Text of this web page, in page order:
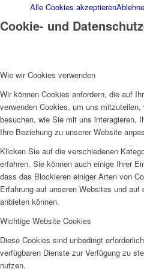
Kinder und Jugend
Alle Cookies akzeptieren
Cookie- und
Wie wir Cookies verwenden
Wir können Cookies anfordern, die auf
verwenden Cookies, um uns
besuchen, wie Sie mit uns interagieren,
Ihre Beziehung zu unserer Website
Klicken Sie auf die verschiedenen
erfahren. Sie können auch einige Ihrer
dass das Blockieren einiger Arten von
Erfahrung auf unseren Websites und
anbieten können.
Wichtige Website Cookies
Diese Cookies sind unbedingt
verfügbaren Dienste zur Verfügung zu
nutzen.